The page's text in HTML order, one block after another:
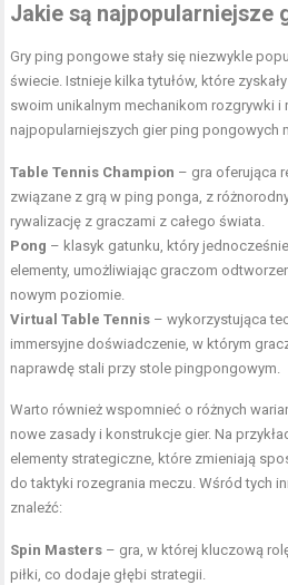
Jakie są najpopularniejsze
Gry ping pongowe stały się niezwykle
świecie. Istnieje kilka tytułów, które
swoim unikalnym mechanikom rozgrywki i
najpopularniejszych gier ping pongowych
Table Tennis Champion – gra oferująca
związane z grą w ping ponga, z
rywalizację z graczami z całego świata.
Pong – klasyk gatunku, który
elementy, umożliwiając graczom
nowym poziomie.
Virtual Table Tennis – wykorzystująca
immersyjne doświadczenie, w którym
naprawdę stali przy stole pingpongowym.
Warto również wspomnieć o różnych
nowe zasady i konstrukcje gier. Na
elementy strategiczne, które zmieniają
do taktyki rozegrania meczu. Wśród tych
znaleźć:
Spin Masters – gra, w której kluczową
piłki, co dodaje głębi strategii.